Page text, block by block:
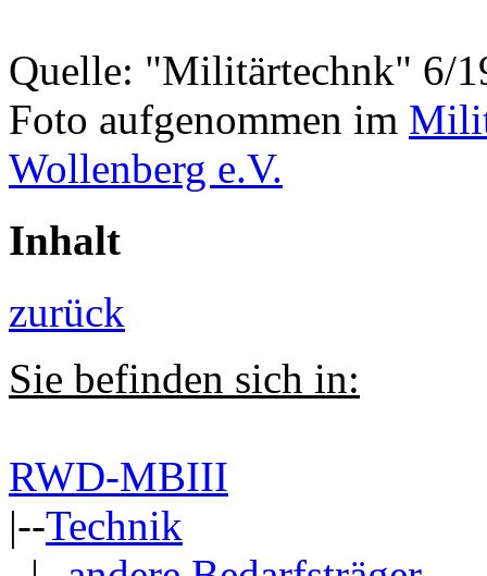
Quelle: "Militärtechnk" 6/
Foto aufgenommen im
Wollenberg e.V.
Inhalt
zurück
Sie befinden sich in:
RWD-MBIII
|--Technik